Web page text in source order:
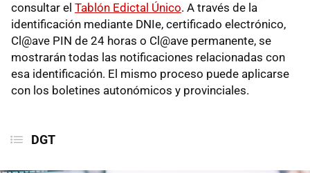
consultar el Tablón Edictal Único. A través de la
identificación mediante DNIe, certificado electrónico,
Cl@ave PIN de 24 horas o Cl@ave permanente, se
mostrarán todas las notificaciones relacionadas con
esa identificación. El mismo proceso puede aplicarse
con los boletines autonómicos y provinciales.
DGT